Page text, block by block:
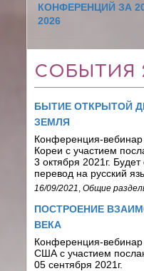
КОНФЕРЕНЦИЙ ЗА
2026
СОБЫТИЯ
БЫТИЕ ОТКРЫТОЙ
ЗЕМЛЯ
Конференция-
Кореи с участием
3 октября 2021г.
перевод на русский
16/09/2021 ,Общие
ПОСТРОЕНИЕ
ВЕКА
Конференция-
США с участием
05 сентября 2021г.